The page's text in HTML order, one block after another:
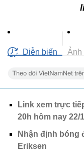
Diễn biến Ảnh
Link xem trực
20h hôm nay 22/
Nhận định bóng
Eriksen